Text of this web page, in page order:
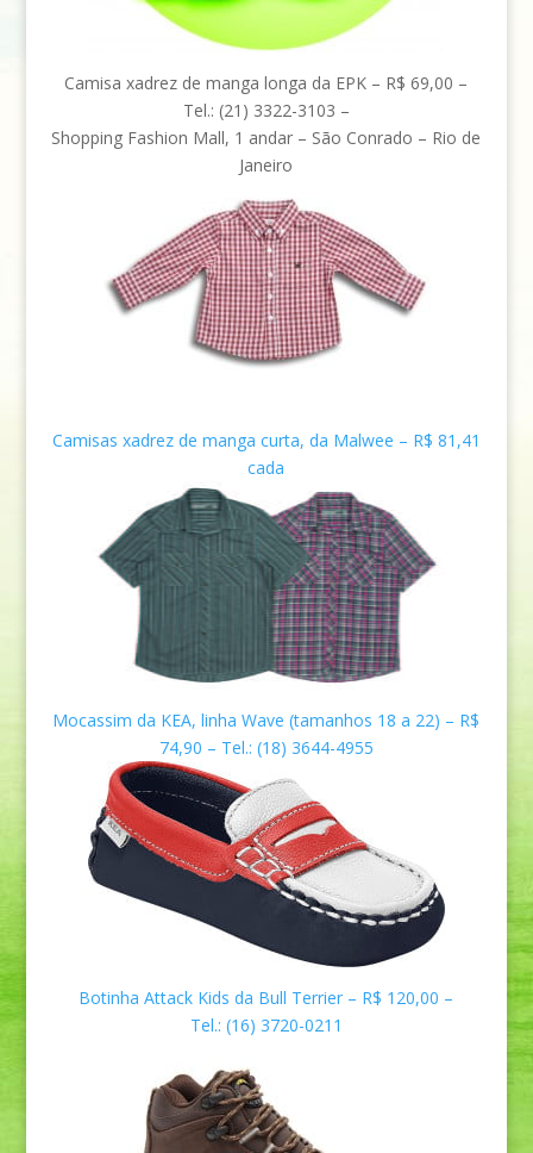
Camisa xadrez de manga longa da EPK – R$ 69,00 –
Tel.: (21) 3322-3103 –
Shopping Fashion Mall, 1 andar – São Conrado – Rio de
Janeiro
Camisas xadrez de manga curta, da Malwee – R$ 81,41
cada
Mocassim da KEA, linha Wave (tamanhos 18 a 22) – R$
74,90 – Tel.: (18) 3644-4955
Botinha Attack Kids da Bull Terrier – R$ 120,00 –
Tel.: (16) 3720-0211